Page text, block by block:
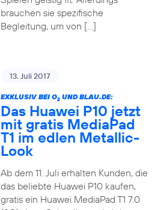
brauchen sie spezifische
Begleitung, um von […]
13. Juli 2017
EXKLUSIV BEI O2UND BLAU.DE:
Das Huawei P10 jetzt
mit gratis MediaPad
T1 im edlen Metallic-
Look
Ab dem 11. Juli erhalten Kunden, die
das beliebte Huawei P10 kaufen,
gratis ein Huawei MediaPad T1 7.0